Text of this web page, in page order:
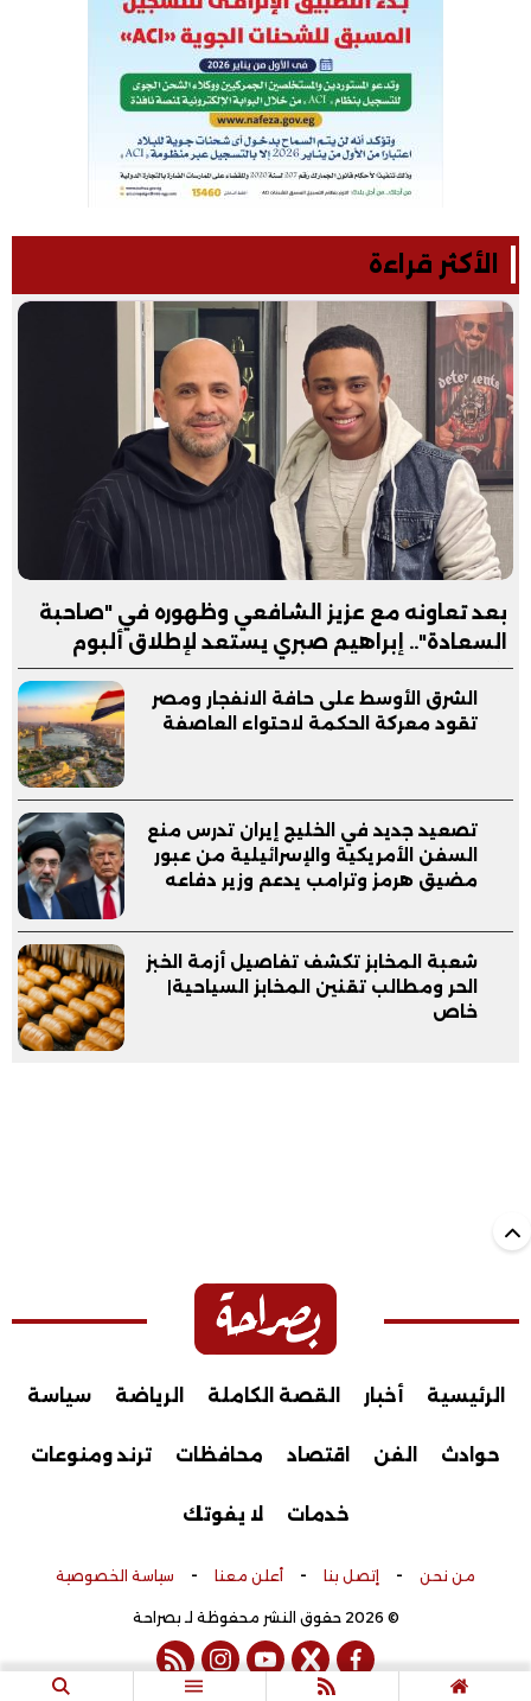
الأكثر قراءة
بعد تعاونه مع عزيز الشافعي وظهوره في "صاحبة
السعادة".. إبراهيم صبري يستعد لإطلاق ألبوم
"كلام"
الشرق الأوسط على حافة الانفجار ومصر
تقود معركة الحكمة لاحتواء العاصفة
تصعيد جديد في الخليج إيران تدرس منع
السفن الأمريكية والإسرائيلية من عبور
مضيق هرمز وترامب يدعم وزير دفاعه
شعبة المخابز تكشف تفاصيل أزمة الخبز
الحر ومطالب تقنين المخابز السياحية|
خاص
الرئيسية أخبار القصة الكاملة الرياضة سياسة
حوادث الفن اقتصاد محافظات ترند ومنوعات
خدمات لا يفوتك
من نحن - إتصل بنا - أعلن معنا - سياسة الخصوصية
© 2026 حقوق النشر محفوظة لـ بصراحة
facebook
twitter
youtube
instagram
rss feed